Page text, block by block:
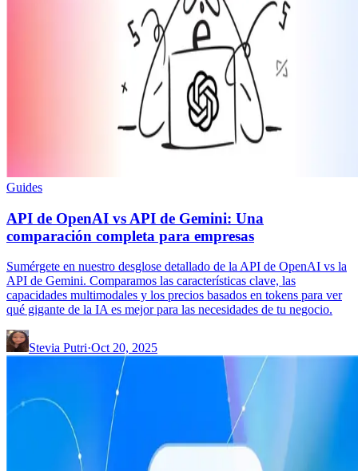
Guides
API de OpenAI vs API de Gemini: Una
comparación completa para empresas
Sumérgete en nuestro desglose detallado de la API de OpenAI vs la
API de Gemini. Comparamos las características clave, las
capacidades multimodales y los precios basados en tokens para ver
qué gigante de la IA es mejor para las necesidades de tu negocio.
Stevia Putri·Oct 20, 2025